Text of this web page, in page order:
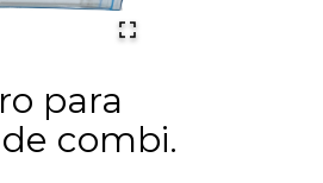
para
combi.